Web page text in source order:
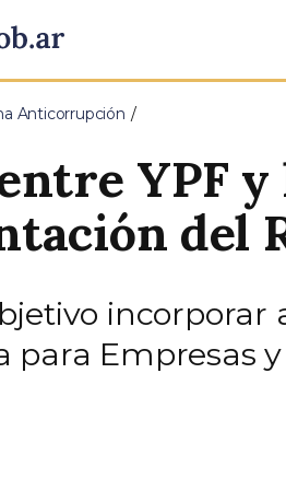
Anticorrupción
YPF
del
para Empresas